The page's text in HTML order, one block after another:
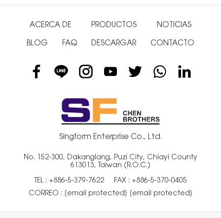
ACERCA DE PRODUCTOS NOTICIAS
BLOG FAQ DESCARGAR CONTACTO
Singform Enterprise Co., Ltd.
No. 152-300, Dakanglang, Puzi City, Chiayi County
613013, Taiwan (R.O.C.)
TEL : +886-5-379-7622
FAX : +886-5-370-0405
CORREO : [email protected] [email protected]